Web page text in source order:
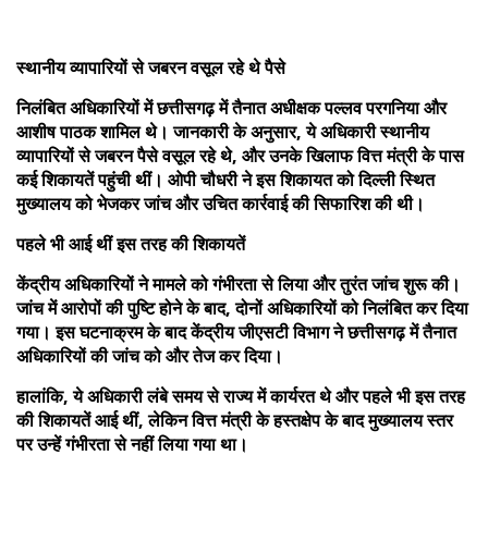
स्थानीय व्यापारियों से जबरन वसूल रहे थे पैसे
निलंबित अधिकारियों में छत्तीसगढ़ में तैनात अधीक्षक पल्लव परगनिया और
आशीष पाठक शामिल थे। जानकारी के अनुसार, ये अधिकारी स्थानीय
व्यापारियों से जबरन पैसे वसूल रहे थे, और उनके खिलाफ वित्त मंत्री के पास
कई शिकायतें पहुंची थीं। ओपी चौधरी ने इस शिकायत को दिल्ली स्थित
मुख्यालय को भेजकर जांच और उचित कार्रवाई की सिफारिश की थी।
पहले भी आई थीं इस तरह की शिकायतें
केंद्रीय अधिकारियों ने मामले को गंभीरता से लिया और तुरंत जांच शुरू की।
जांच में आरोपों की पुष्टि होने के बाद, दोनों अधिकारियों को निलंबित कर दिया
गया। इस घटनाक्रम के बाद केंद्रीय जीएसटी विभाग ने छत्तीसगढ़ में तैनात
अधिकारियों की जांच को और तेज कर दिया।
हालांकि, ये अधिकारी लंबे समय से राज्य में कार्यरत थे और पहले भी इस तरह
की शिकायतें आई थीं, लेकिन वित्त मंत्री के हस्तक्षेप के बाद मुख्यालय स्तर
पर उन्हें गंभीरता से नहीं लिया गया था।